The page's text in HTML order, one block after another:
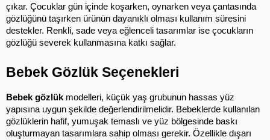
çıkar. Çocuklar gün içinde koşarken, oynarken veya çantasında
gözlüğünü taşırken ürünün dayanıklı olması kullanım süresini
destekler. Renkli, sade veya eğlenceli tasarımlar ise çocukların
gözlüğü severek kullanmasına katkı sağlar.
Bebek Gözlük Seçenekleri
Bebek gözlük modelleri, küçük yaş grubunun hassas yüz
yapısına uygun şekilde değerlendirilmelidir. Bebeklerde kullanılan
gözlüklerin hafif, yumuşak temaslı ve yüz bölgesinde baskı
oluşturmayan tasarımlara sahip olması gerekir. Özellikle dışarı